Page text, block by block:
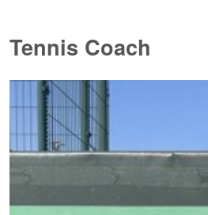
Tennis Coach